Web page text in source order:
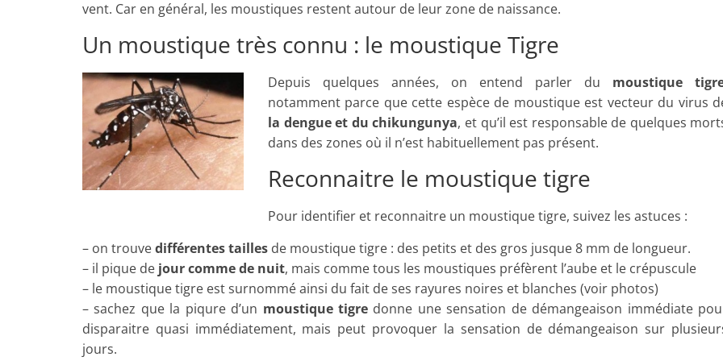
vent. Car en général, les moustiques restent autour de leur zone de naissance.
Un moustique très connu : le moustique Tigre
Depuis quelques années, on entend parler du moustique
notamment parce que cette espèce de moustique est vecteur du virus
la dengue et du chikungunya, et qu’il est responsable de quelques
dans des zones où il n’est habituellement pas présent.
Reconnaitre le moustique tigre
Pour identifier et reconnaitre un moustique tigre, suivez les astuces :
– on trouvedifférentes tailles de moustique tigre : des petits et des gros jusque 8 mm de longueur.
– il pique de jour comme de nuit, mais comme tous les moustiques préfèrent l’aube et le crépuscule
– le moustique tigre est surnommé ainsi du fait de ses rayures noires et blanches (voir photos)
– sachez que la piqure d’un moustique tigre donne une sensation de démangeaison immédiate
disparaitre quasi immédiatement, mais peut provoquer la sensation de démangeaison sur
jours.